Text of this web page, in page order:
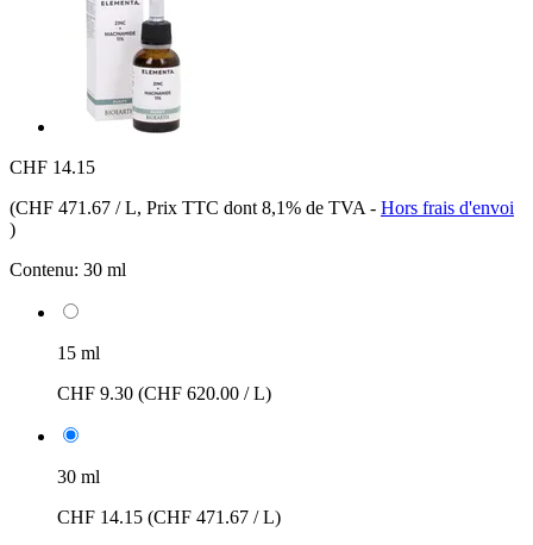
CHF 14.15
(CHF 471.67 / L, Prix TTC dont 8,1% de TVA - Hors frais d'envoi
)
Contenu: 30 ml
15 ml
CHF 9.30 (CHF 620.00 / L)
30 ml
CHF 14.15 (CHF 471.67 / L)